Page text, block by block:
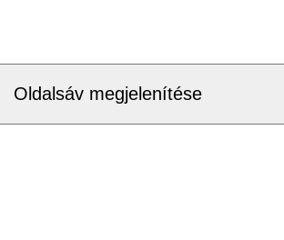
Oldalsáv megjelenítése